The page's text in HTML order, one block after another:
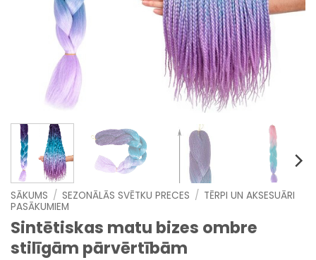
SĀKUMS / SEZONĀLĀS SVĒTKU PRECES / TĒRPI UN AKSESUĀRI
PASĀKUMIEM
Sintētiskas matu bizes ombre
stilīgām pārvērtībām